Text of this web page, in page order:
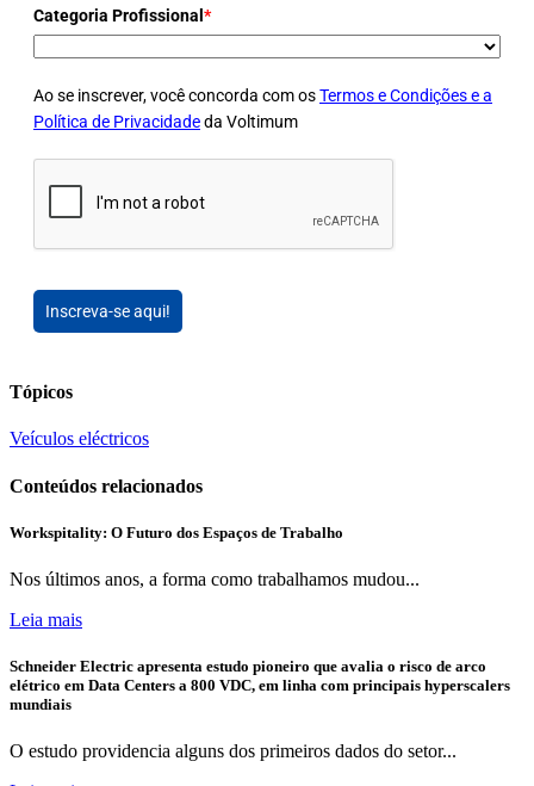
Categoria Profissional *
Ao se inscrever, você concorda com osTermos e Condições e a
Política de Privacidadeda Voltimum
Inscreva-se aqui!
Tópicos
Veículos eléctricos
Conteúdos relacionados
Workspitality: O Futuro dos Espaços de Trabalho
Nos últimos anos, a forma como trabalhamos mudou...
Leia mais
Schneider Electric apresenta estudo pioneiro que avalia o risco de arco
elétrico em Data Centers a 800 VDC, em linha com principais hyperscalers
mundiais
O estudo providencia alguns dos primeiros dados do setor...